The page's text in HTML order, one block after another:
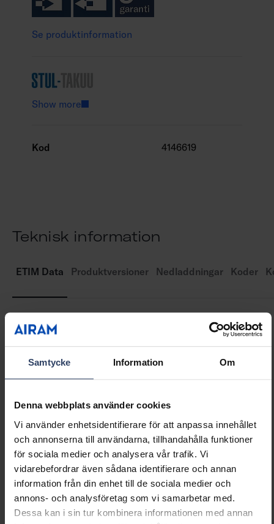
Samtycke Information Om
Denna webbplats använder cookies
Vi använder enhetsidentifierare för att anpassa innehållet
och annonserna till användarna, tillhandahålla funktioner
för sociala medier och analysera vår trafik. Vi
vidarebefordrar även sådana identifierare och annan
information från din enhet till de sociala medier och
annons- och analysföretag som vi samarbetar med.
Dessa kan i sin tur kombinera informationen med annan
Se produktinformation
Show more
Kod 4146619
Teknisk information
ETIM Data Produktversioner Nedladdningar Koder
Konstruktion
Typ av tillbehör/reservdel
Installationsram
Transparent
Nej
Material
Plast
Mått
Längd (mm)
332 mm
Bredd (mm)
332 mm